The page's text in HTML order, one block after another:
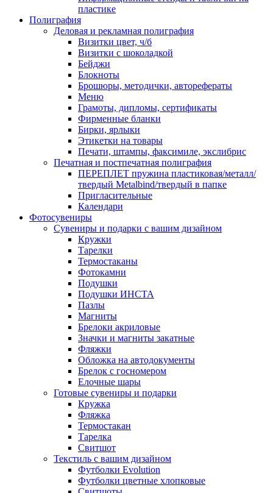
пластике
Полиграфия
Деловая и рекламная полиграфия
Визитки цвет, ч/б
Визитки с шоколадкой
Бейджи
Блокноты
Брошюры, методички, авторефераты
Меню
Грамоты, дипломы, сертификаты
Фирменные бланки
Бирки, ярлыки
Этикетки на товары
Печати, штампы, факсимиле, экслибрис
Печатная и постпечатная полиграфия
ПЕРЕПЛЕТ пружина пластиковая/металл/
твердый Metalbind/твердый в папке
Пригласительные
Календари
Фотосувениры
Сувениры и подарки с вашим дизайном
Кружки
Тарелки
Термостаканы
Фотокамни
Подушки
Подушки ИНСТА
Пазлы
Магниты
Брелоки акриловые
Значки и магниты закатные
Фляжки
Обложка на автодокументы
Брелок с госномером
Елочные шары
Готовые сувениры и подарки
Кружка
Фляжка
Термостакан
Тарелка
Свитшот
Текстиль с вашим дизайном
Футболки Evolution
Футболки цветные хлопковые